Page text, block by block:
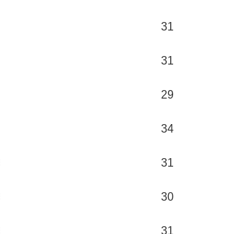
31
31
29
34
31
30
31